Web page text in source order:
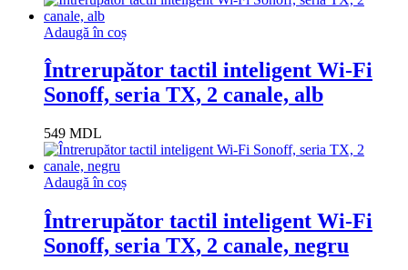
Adaugă în coș
Întrerupător tactil inteligent Wi-Fi
Sonoff, seria TX, 2 canale, alb
549 MDL
Adaugă în coș
Întrerupător tactil inteligent Wi-Fi
Sonoff, seria TX, 2 canale, negru